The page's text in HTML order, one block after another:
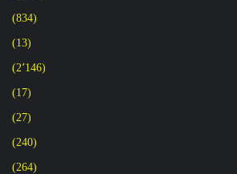
(834)
(13)
(2٬146)
(17)
(27)
(240)
(264)